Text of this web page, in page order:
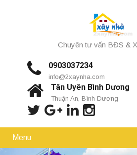
Chuyên tư vấn BĐS &
0903037234
info@2xaynha.com
Tân Uyên Bình Dương
Thuận An, Bình Dương
Menu